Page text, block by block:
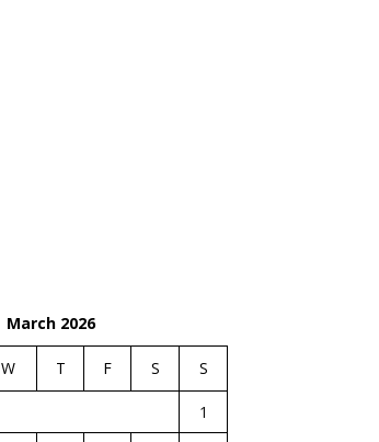
March 2026
W T F S S
1